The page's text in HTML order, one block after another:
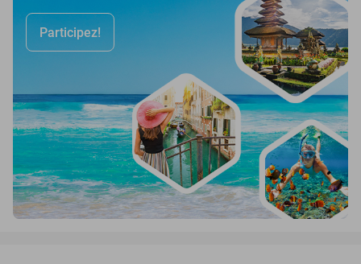
Participez!